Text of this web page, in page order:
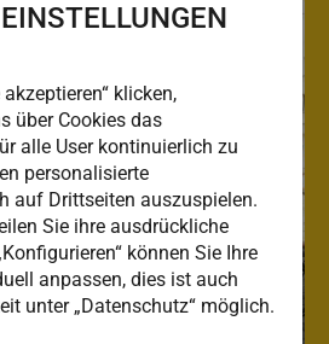
klicken,
über Cookies das
alle User kontinuierlich zu
personalisierte
auf Drittseiten auszuspielen.
Sie ihre ausdrückliche
können Sie Ihre
anpassen, dies ist auch
unter „Datenschutz“ möglich.